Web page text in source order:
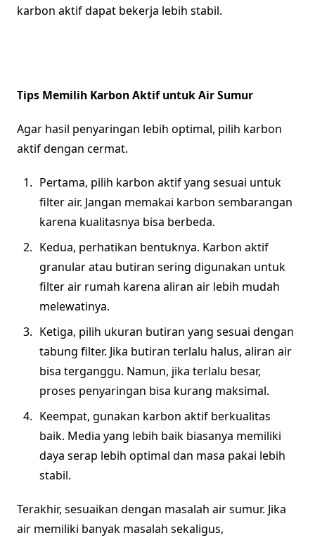
karbon aktif dapat bekerja lebih stabil.
Tips Memilih Karbon Aktif untuk Air Sumur
Agar hasil penyaringan lebih optimal, pilih karbon
aktif dengan cermat.
Pertama, pilih karbon aktif yang sesuai untuk
filter air. Jangan memakai karbon sembarangan
karena kualitasnya bisa berbeda.
Kedua, perhatikan bentuknya. Karbon aktif
granular atau butiran sering digunakan untuk
filter air rumah karena aliran air lebih mudah
melewatinya.
Ketiga, pilih ukuran butiran yang sesuai dengan
tabung filter. Jika butiran terlalu halus, aliran air
bisa terganggu. Namun, jika terlalu besar,
proses penyaringan bisa kurang maksimal.
Keempat, gunakan karbon aktif berkualitas
baik. Media yang lebih baik biasanya memiliki
daya serap lebih optimal dan masa pakai lebih
stabil.
Terakhir, sesuaikan dengan masalah air sumur. Jika
air memiliki banyak masalah sekaligus,